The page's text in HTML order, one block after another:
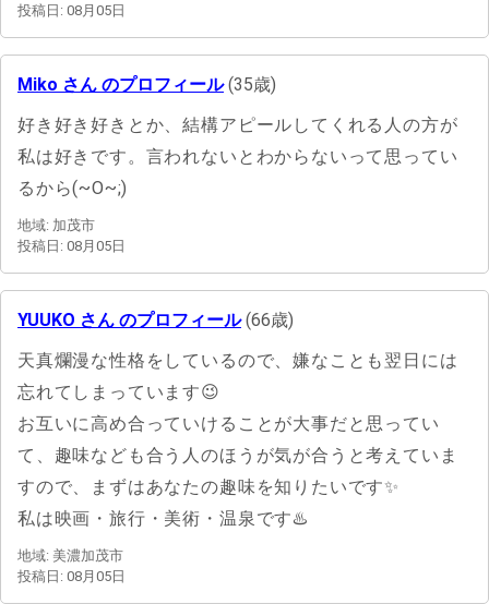
投稿日: 08月05日
Miko さん のプロフィール(35歳)
好き好き好きとか、結構アピールしてくれる人の方が
私は好きです。言われないとわからないって思ってい
るから(~O~;)
地域: 加茂市
投稿日: 08月05日
YUUKO さん のプロフィール(66歳)
天真爛漫な性格をしているので、嫌なことも翌日には
忘れてしまっています😉
お互いに高め合っていけることが大事だと思ってい
て、趣味なども合う人のほうが気が合うと考えていま
すので、まずはあなたの趣味を知りたいです✨️
私は映画・旅行・美術・温泉です♨️
地域: 美濃加茂市
投稿日: 08月05日